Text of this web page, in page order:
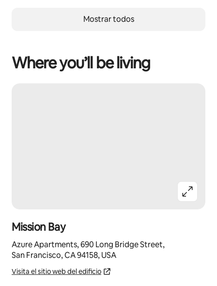
Mostrar todos
Where you’ll be living
Mission Bay
Azure Apartments, 690 Long Bridge Street,
San Francisco, CA 94158, USA
Visita el sitio web del edificio